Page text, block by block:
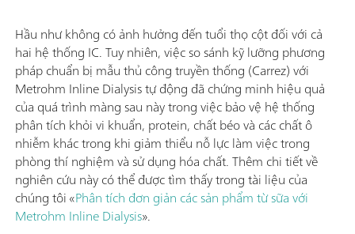
Hầu như không có ảnh hưởng đến tuổi thọ cột đối với cả
hai hệ thống IC. Tuy nhiên, việc so sánh kỹ lưỡng phương
pháp chuẩn bị mẫu thủ công truyền thống (Carrez) với
Metrohm Inline Dialysis tự động đã chứng minh hiệu quả
của quá trình màng sau này trong việc bảo vệ hệ thống
phân tích khỏi vi khuẩn, protein, chất béo và các chất ô
nhiễm khác trong khi giảm thiểu nỗ lực làm việc trong
phòng thí nghiệm và sử dụng hóa chất. Thêm chi tiết về
nghiên cứu này có thể được tìm thấy trong tài liệu của
chúng tôi «Phân tích đơn giản các sản phẩm từ sữa với
Metrohm Inline Dialysis».